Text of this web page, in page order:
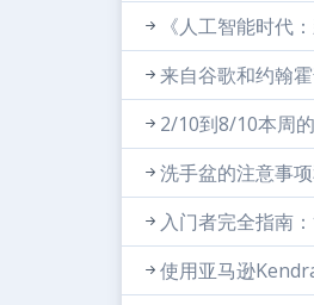
《人工智能时代
来自谷歌和约翰
2/10到8/10本周
洗手盆的注意事
入门者完全指南
使用亚马逊